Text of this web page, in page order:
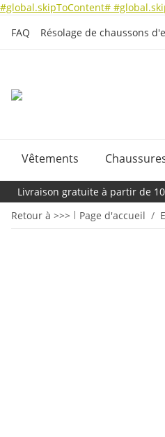
#global.skipToContent#
FAQ
Résolage de chaussons
Vêtements
Livraison gratuite à partir de
Retour à >>>
Page d'accueil